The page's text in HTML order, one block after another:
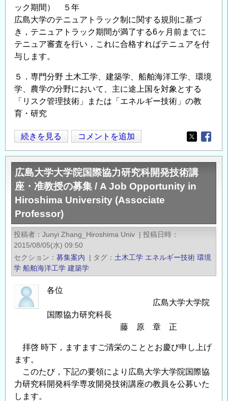
ック期間） ５年
広島大学のテニュアトラック制に関する規則に基づ
き，テニュアトラック期間が満了する6ヶ月前までに
テニュア審査を行い，これに合格すればテニュアを付
与します。
５．専門分野 土木工学、建築学、船舶海洋工学、環境
学、農学の分野において、主に途上国を対象とする
「リスク管理技術」または「エネルギー技術」の教
育・研究
（応
募
〆
切
の
延
期：
平
成
年
11
月
15
大
学
大
学
続きを見る コメントを追加
Opens in
広島大学大学院国際協力研究科開発技術講
座・准教授の募集 / A Job Opportunity in
Hiroshima University (Associate
Professor)
投稿者 Junyi Zhang_Hiroshima Univ | 投稿日時
2015/08/05(水) 09:50
セクション
募集案内 | タグ 土木工学 エネルギー技術 環境
学 船舶海洋工学 建築学
各位
広島大学大学院
国際協力研究科長
藤 原 章 正
拝啓 時下，ますますご清栄のこととお慶び申し上げ
ます。
このたび，下記の要領により広島大学大学院国際協
力研究科開発科学専攻開発技術講座の教員を公募いた
します。